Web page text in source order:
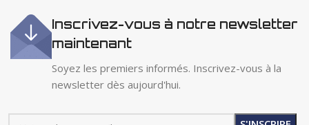
Inscrivez-vous à notre newsletter
maintenant
Soyez les premiers informés. Inscrivez-vous à la
newsletter dès aujourd'hui.